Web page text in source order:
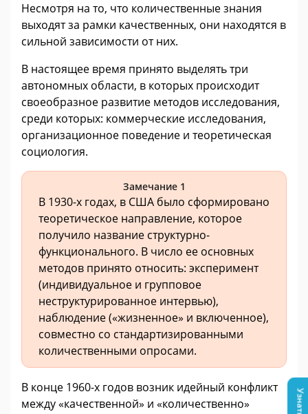
Несмотря на то, что количественные знания
выходят за рамки качественных, они находятся в
сильной зависимости от них.
В настоящее время принято выделять три
автономных области, в которых происходит
своеобразное развитие методов исследования,
среди которых: коммерческие исследования,
организационное поведение и теоретическая
социология.
Замечание 1
В 1930-х годах, в США было сформировано
теоретическое направление, которое
получило название структурно-
функционального. В число ее основных
методов принято относить: эксперимент
(индивидуальное и групповое
неструктурированное интервью),
наблюдение («жизненное» и включенное),
совместно со стандартизированными
количественными опросами.
В конце 1960-х годов возник идейный конфликт
между «качественной» и «количественно»